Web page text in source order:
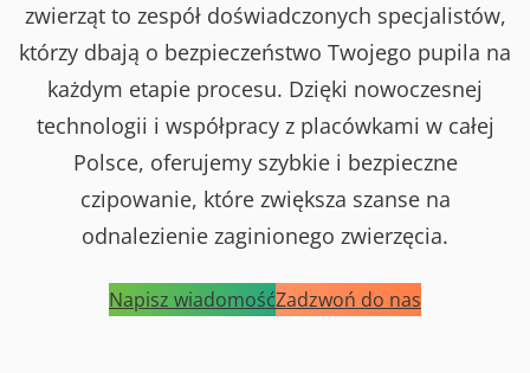
zwierząt to zespół doświadczonych specjalistów,
którzy dbają o bezpieczeństwo Twojego pupila na
każdym etapie procesu. Dzięki nowoczesnej
technologii i współpracy z placówkami w całej
Polsce, oferujemy szybkie i bezpieczne
czipowanie, które zwiększa szanse na
odnalezienie zaginionego zwierzęcia.
Napisz wiadomośćZadzwoń do nas